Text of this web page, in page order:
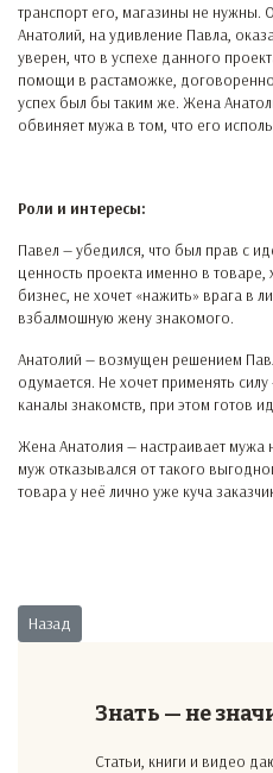
транспорт его, магазины не
Анатолий, на удивление Павла,
уверен, что в успехе данного
помощи в растаможке,
успех был бы таким же. Жена
обвиняет мужа в том, что его
Роли и интересы:
Павел — убедился, что был прав с
ценность проекта именно в товаре,
бизнес, не хочет «нажить» врага в
взбалмошную жену знакомого.
Анатолий — возмущен решением
одумается. Не хочет применять
каналы знакомств, при этом готов
Жена Анатолия — настраивает мужа
муж отказывался от такого
товара у неё лично уже куча
Предыдущий: Никто не виноват
Назад
Знать — не
Статьи, книги и видео